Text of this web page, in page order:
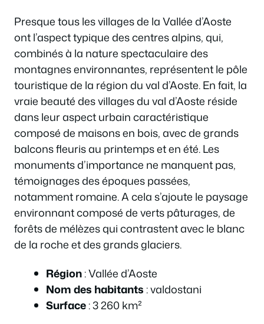
Presque tous les villages de la Vallée d’Aoste
ont l’aspect typique des centres alpins, qui,
combinés à la nature spectaculaire des
montagnes environnantes, représentent le pôle
touristique de la région du val d’Aoste. En fait, la
vraie beauté des villages du val d’Aoste réside
dans leur aspect urbain caractéristique
composé de maisons en bois, avec de grands
balcons fleuris au printemps et en été. Les
monuments d’importance ne manquent pas,
témoignages des époques passées,
notamment romaine. A cela s’ajoute le paysage
environnant composé de verts pâturages, de
forêts de mélèzes qui contrastent avec le blanc
de la roche et des grands glaciers.
Région: Vallée d’Aoste
Nom des habitants : valdostani
Surface: 3 260 km²